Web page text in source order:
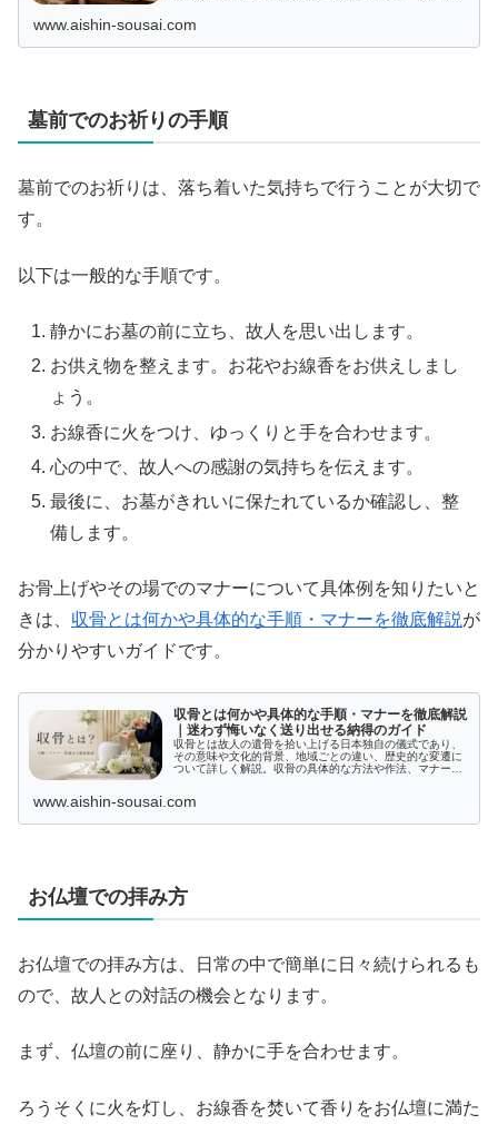
ントを押さえて、祈りの空間をより豊かにしましょう。
www.aishin-sousai.com
墓前でのお祈りの手順
墓前でのお祈りは、落ち着いた気持ちで行うことが大切で
す。
以下は一般的な手順です。
静かにお墓の前に立ち、故人を思い出します。
お供え物を整えます。お花やお線香をお供えしまし
ょう。
お線香に火をつけ、ゆっくりと手を合わせます。
心の中で、故人への感謝の気持ちを伝えます。
最後に、お墓がきれいに保たれているか確認し、整
備します。
お骨上げやその場でのマナーについて具体例を知りたいと
きは、 収骨とは何かや具体的な手順・マナーを徹底解説が
分かりやすいガイドです。
収骨とは何かや具体的な手順・マナーを徹底解説
｜迷わず悔いなく送り出せる納得のガイド
収骨とは故人の遺骨を拾い上げる日本独自の儀式であり、
その意味や文化的背景、地域ごとの違い、歴史的な変遷に
ついて詳しく解説。収骨の具体的な方法や作法、マナー、
www.aishin-sousai.com
お仏壇での拝み方
お仏壇での拝み方は、日常の中で簡単に日々続けられるも
ので、故人との対話の機会となります。
まず、仏壇の前に座り、静かに手を合わせます。
ろうそくに火を灯し、お線香を焚いて香りをお仏壇に満た